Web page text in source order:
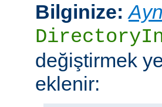
Bilginize:
değiştirmek
eklenir: